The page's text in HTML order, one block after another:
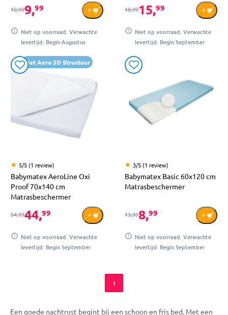
10,999,99
Niet op voorraad. Verwachte
levertijd: Begin Augustus
18,9915,99
Niet op voorraad. Verwachte
levertijd: Begin September
Met Aero 3D Structuur
5/5 (1 review)
Babymatex AeroLine Oxi
Proof 70x140 cm
Matrasbeschermer
54,9944,99
Niet op voorraad. Verwachte
levertijd: Begin September
3/5 (1 review)
Babymatex Basic 60x120 cm
Matrasbeschermer
13,998,99
Niet op voorraad. Verwachte
levertijd: Begin September
1
Een goede nachtrust begint bij een schoon en fris bed. Met een